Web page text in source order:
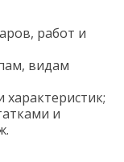
работ и
видам
и